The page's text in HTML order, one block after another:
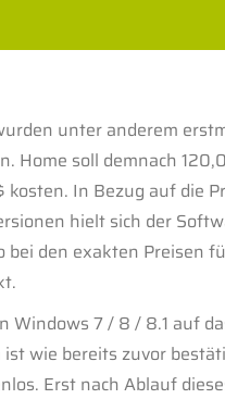
unter anderem
Home soll demnach
kosten. In Bezug auf die
hielt sich der
bei den exakten Preisen
Windows 7 / 8 / 8.1 auf
wie bereits zuvor
Erst nach Ablauf